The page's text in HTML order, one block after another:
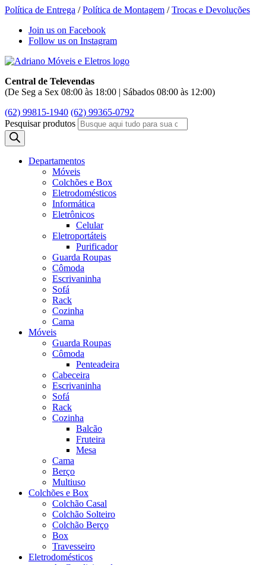
Política de Entrega /Política de Montagem /Trocas e Devoluções
Join us on Facebook
Follow us on Instagram
Central de Televendas
(De Seg a Sex 08:00 às 18:00 | Sábados 08:00 às 12:00)
(62) 99815-1940 (62) 99365-0792
Pesquisar produtos
Departamentos
Móveis
Colchões e Box
Eletrodomésticos
Informática
Eletrônicos
Celular
Eletroportáteis
Purificador
Guarda Roupas
Cômoda
Escrivaninha
Sofá
Rack
Cozinha
Cama
Móveis
Guarda Roupas
Cômoda
Penteadeira
Cabeceira
Escrivaninha
Sofá
Rack
Cozinha
Balcão
Fruteira
Mesa
Cama
Berço
Multiuso
Colchões e Box
Colchão Casal
Colchão Solteiro
Colchão Berço
Box
Travesseiro
Eletrodomésticos